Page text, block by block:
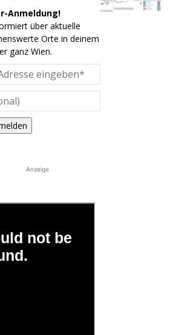
Anmeldung!
über aktuelle
Orte in deinem
ganz Wien.
Anzeige